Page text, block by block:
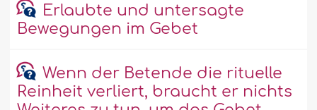
Erlaubte und untersagte
Bewegungen im Gebet
Wenn der Betende die rituelle
Reinheit verliert, braucht er nichts